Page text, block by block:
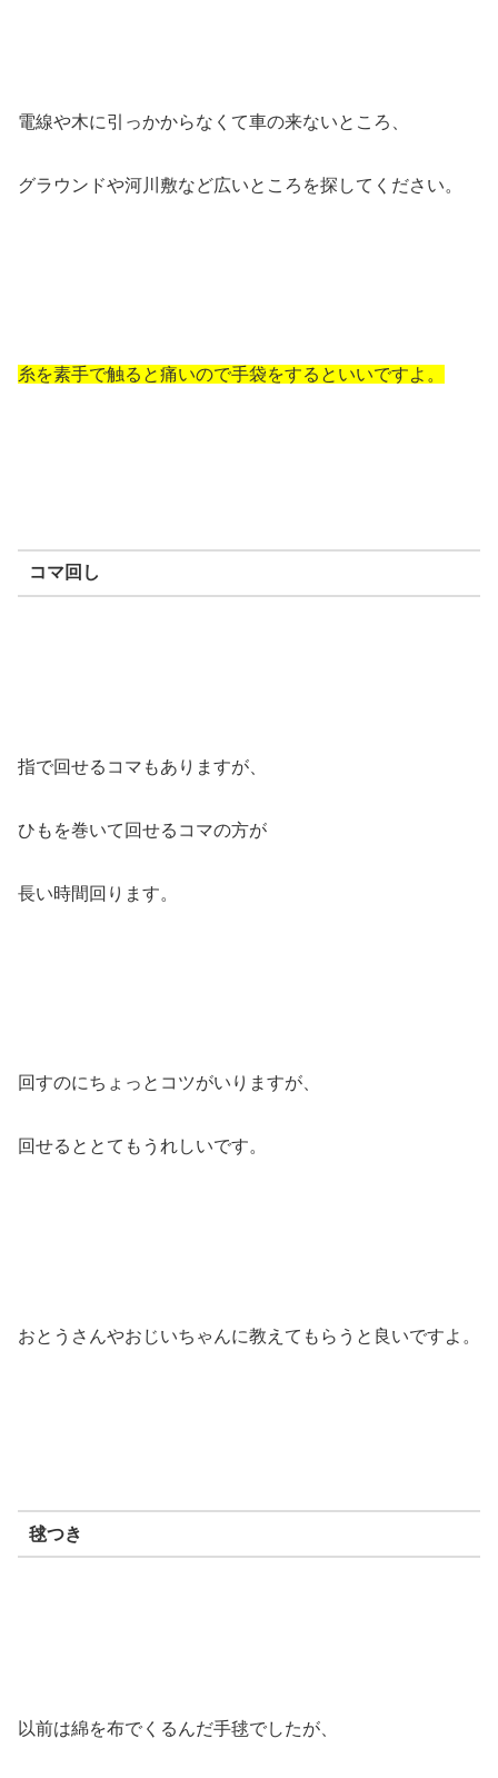
電線や木に引っかからなくて車の来ないところ、
グラウンドや河川敷など広いところを探してください。
糸を素手で触ると痛いので手袋をするといいですよ。
コマ回し
指で回せるコマもありますが、
ひもを巻いて回せるコマの方が
長い時間回ります。
回すのにちょっとコツがいりますが、
回せるととてもうれしいです。
おとうさんやおじいちゃんに教えてもらうと良いですよ。
毬つき
以前は綿を布でくるんだ手毬でしたが、